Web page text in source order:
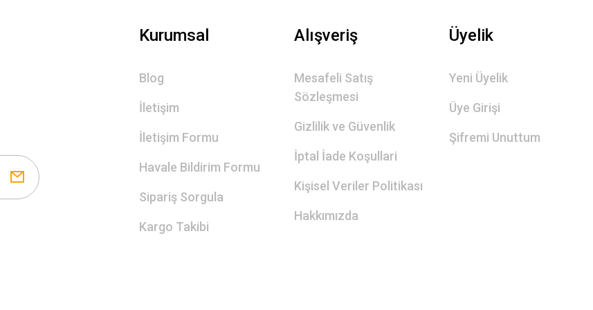
Kurumsal
Blog
İletişim
İletişim Formu
Havale Bildirim Formu
Sipariş Sorgula
Kargo Takibi
Alışveriş
Mesafeli Satış
Sözleşmesi
Gizlilik ve Güvenlik
İptal İade Koşullari
Kişisel Veriler Politikası
Hakkımızda
Üyelik
Yeni Üyelik
Üye Girişi
Şifremi Unuttum